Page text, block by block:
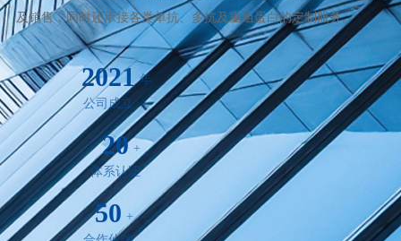
及销售，同时还承接各类单抗、多抗及重组蛋白的定制服务。
2021 年
公司成立
20 +
体系认证
50 +